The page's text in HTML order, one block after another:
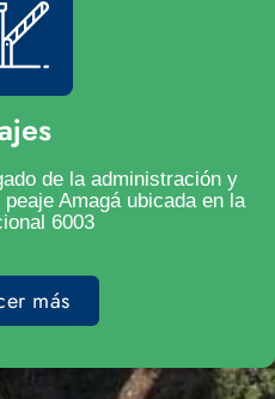
de la administración y
Amagá ubicada en la
6003
más